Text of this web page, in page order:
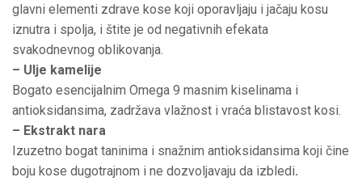
glavni elementi zdrave kose koji oporavljaju i jačaju kosu
iznutra i spolja, i štite je od negativnih efekata
svakodnevnog oblikovanja.
– Ulje kamelije
Bogato esencijalnim Omega 9 masnim kiselinama i
antioksidansima, zadržava vlažnost i vraća blistavost kosi.
– Ekstrakt nara
Izuzetno bogat taninima i snažnim antioksidansima koji čine
boju kose dugotrajnom i ne dozvoljavaju da izbledi.